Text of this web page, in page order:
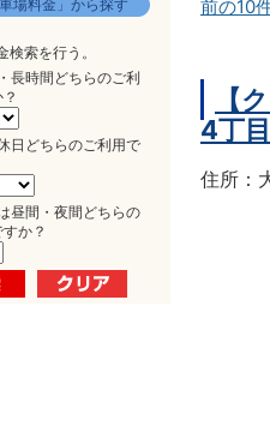
車場料金」から探す
検索を行う。
長時間どちらのご利
日どちらのご利用で
昼間・夜間どちらの
か？
前の10
【
4丁目
住所：